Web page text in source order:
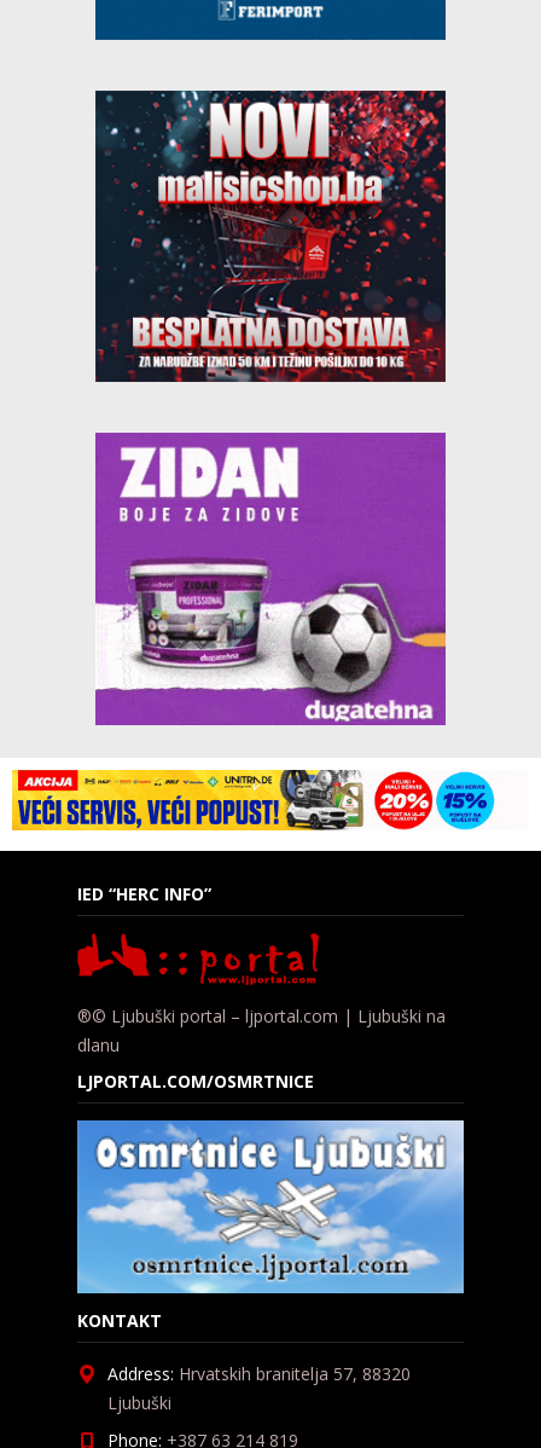
IED “HERC INFO”
®© Ljubuški portal – ljportal.com | Ljubuški na
dlanu
LJPORTAL.COM/OSMRTNICE
KONTAKT
Address: Hrvatskih branitelja 57, 88320
Ljubuški
Phone: +387 63 214 819